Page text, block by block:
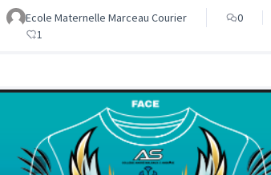
Ecole Maternelle Marceau Courier
0
1